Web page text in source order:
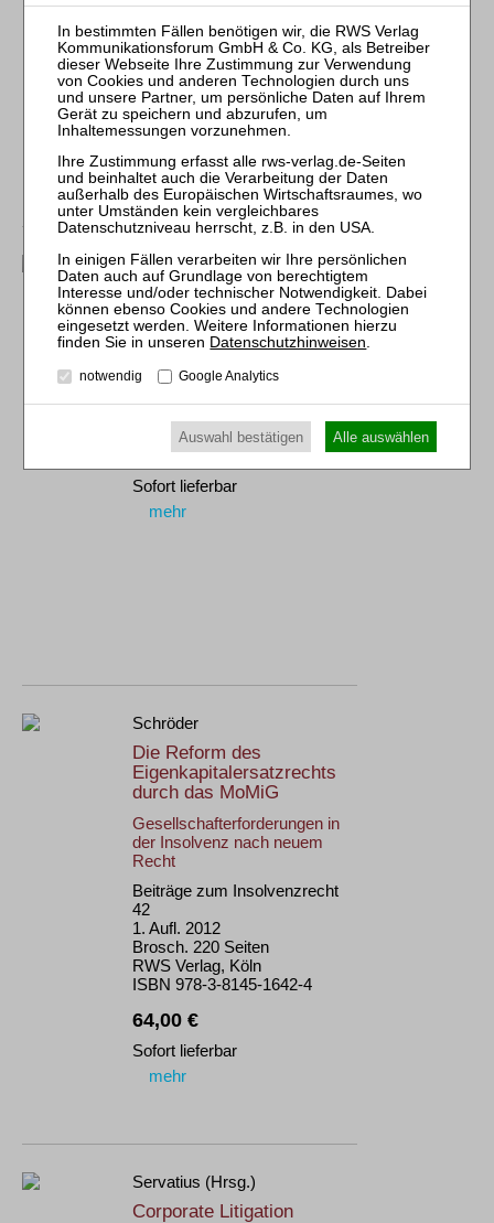
Sofort lieferbar
mehr
Sernetz / Kruis
Kapitalaufbringung und -
erhaltung in der GmbH
RWS-Skript 329
Brosch. 474 Seiten
RWS Verlag, Köln
ISBN 978-3-8145-9329-6
79,00 €
Sofort lieferbar
mehr
Schröder
Die Reform des
Eigenkapitalersatzrechts
durch das MoMiG
Gesellschafterforderungen in
der Insolvenz nach neuem
Recht
Beiträge zum Insolvenzrecht
42
1. Aufl. 2012
Brosch. 220 Seiten
RWS Verlag, Köln
ISBN 978-3-8145-1642-4
64,00 €
Sofort lieferbar
mehr
Servatius (Hrsg.)
Corporate Litigation
Datenschutzhinweisen
notwendig Google Analytics
Auswahl bestätigen Alle auswählen